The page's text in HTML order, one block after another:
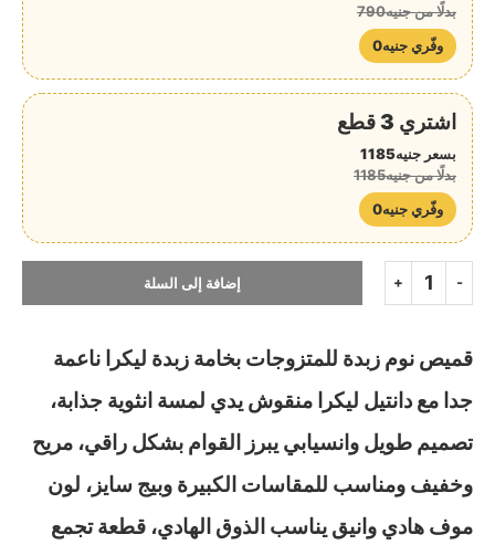
بدلًا من جنيه790
وفّري جنيه0
اشتري 3 قطع
بسعر جنيه1185
بدلًا من جنيه1185
وفّري جنيه0
إضافة إلى السلة
قميص نوم زبدة للمتزوجات بخامة زبدة ليكرا ناعمة
جدا مع دانتيل ليكرا منقوش يدي لمسة انثوية جذابة،
تصميم طويل وانسيابي يبرز القوام بشكل راقي، مريح
وخفيف ومناسب للمقاسات الكبيرة وبيج سايز، لون
موف هادي وانيق يناسب الذوق الهادي، قطعة تجمع